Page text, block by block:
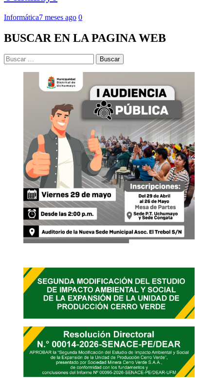
Informática7 meses ago 0
BUSCAR EN LA PAGINA WEB
Buscar: